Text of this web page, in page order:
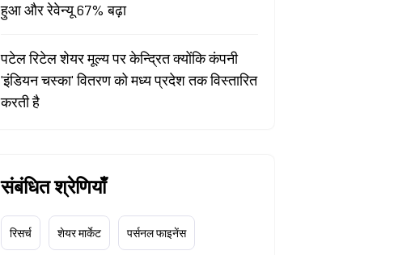
हुआ और रेवेन्यू 67% बढ़ा
पटेल रिटेल शेयर मूल्य पर केन्द्रित क्योंकि कंपनी
'इंडियन चस्का' वितरण को मध्य प्रदेश तक विस्तारित
करती है
संबंधित श्रेणियाँ
रिसर्च शेयर मार्केट पर्सनल फाइनेंस